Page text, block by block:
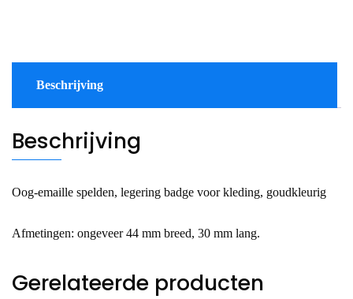
Beschrijving
Beschrijving
Oog-emaille spelden, legering badge voor kleding, goudkleurig
Afmetingen: ongeveer 44 mm breed, 30 mm lang.
Gerelateerde producten